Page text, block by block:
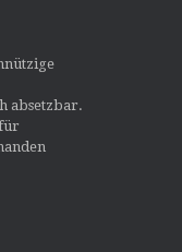
absetzbar.